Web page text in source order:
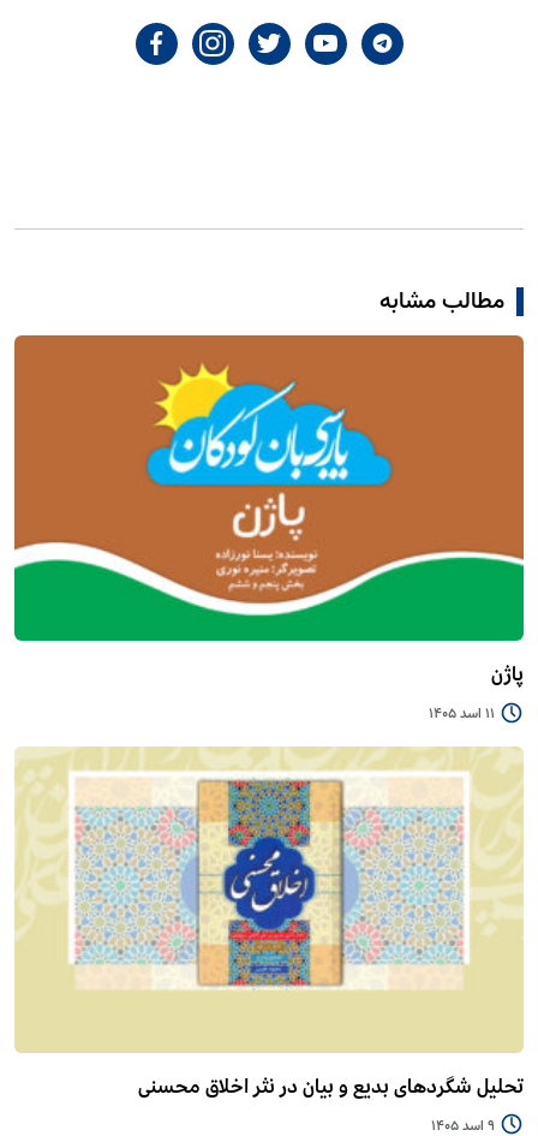
مطالب مشابه
پاژن
11 اسد 1405
تحلیل شگردهای بدیع و بیان در نثر اخلاق محسنی
9 اسد 1405